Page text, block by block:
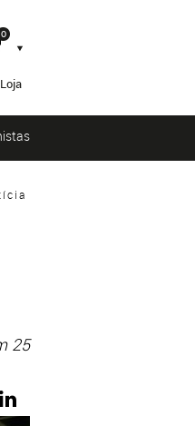
0
Loja
25